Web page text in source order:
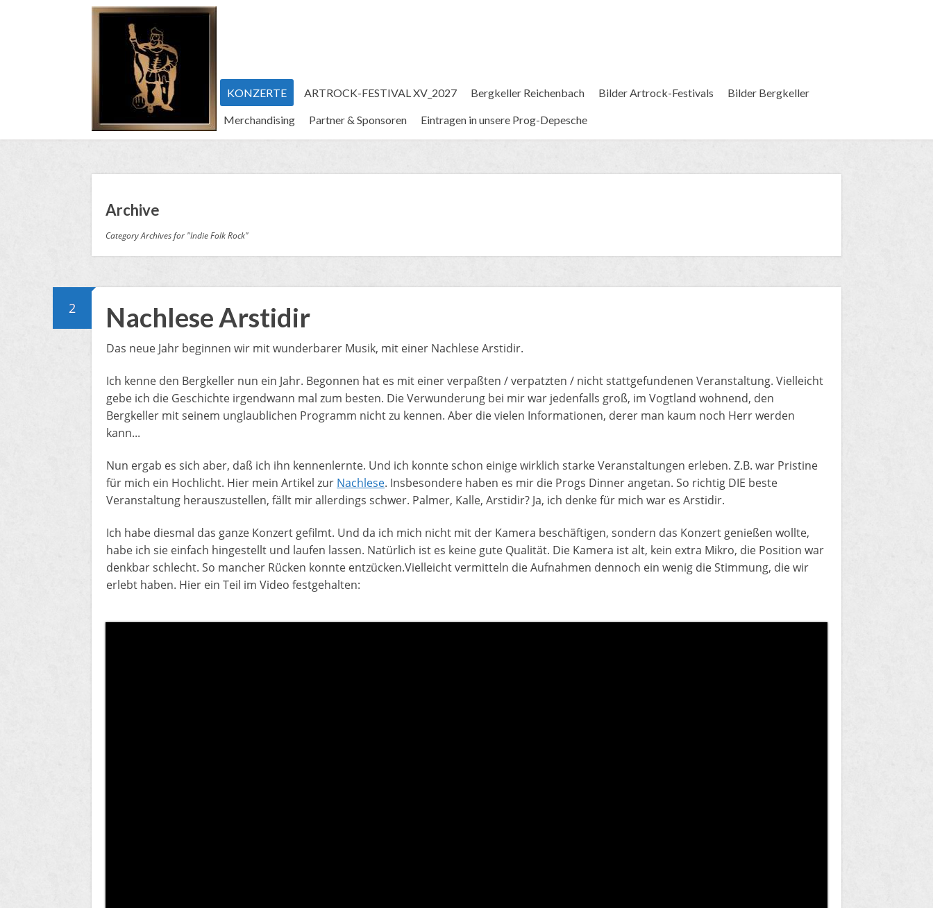
KONZERTE ARTROCK-FESTIVAL XV_2027 Bergkeller Reichenbach Bilder Artrock-Festivals Bilder Bergkeller
Merchandising Partner & Sponsoren Eintragen in unsere Prog-Depesche
Archive
Category Archives for "Indie Folk Rock"
2 Nachlese Arstidir
Das neue Jahr beginnen wir mit wunderbarer Musik, mit einer Nachlese Arstidir.
Ich kenne den Bergkeller nun ein Jahr. Begonnen hat es mit einer verpaßten / verpatzten / nicht stattgefundenen Veranstaltung. Vielleicht
gebe ich die Geschichte irgendwann mal zum besten. Die Verwunderung bei mir war jedenfalls groß, im Vogtland wohnend, den
Bergkeller mit seinem unglaublichen Programm nicht zu kennen. Aber die vielen Informationen, derer man kaum noch Herr werden
kann...
Nun ergab es sich aber, daß ich ihn kennenlernte. Und ich konnte schon einige wirklich starke Veranstaltungen erleben. Z.B. war Pristine
für mich ein Hochlicht. Hier mein Artikel zur Nachlese. Insbesondere haben es mir die Progs Dinner angetan. So richtig DIE beste
Veranstaltung herauszustellen, fällt mir allerdings schwer. Palmer, Kalle, Arstidir? Ja, ich denke für mich war es Arstidir.
Ich habe diesmal das ganze Konzert gefilmt. Und da ich mich nicht mit der Kamera beschäftigen, sondern das Konzert genießen wollte,
habe ich sie einfach hingestellt und laufen lassen. Natürlich ist es keine gute Qualität. Die Kamera ist alt, kein extra Mikro, die Position war
denkbar schlecht. So mancher Rücken konnte entzücken.Vielleicht vermitteln die Aufnahmen dennoch ein wenig die Stimmung, die wir
erlebt haben. Hier ein Teil im Video festgehalten: